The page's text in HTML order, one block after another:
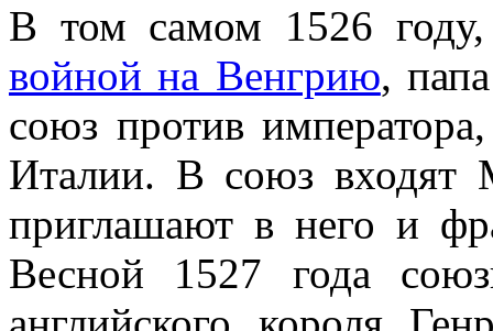
В том самом 1526
войной на Венгрию,
союз против
Италии. В союз входят
приглашают в него и
Весной 1527 года